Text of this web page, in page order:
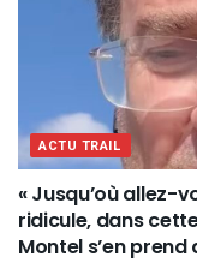
ACTU TRAIL
« Jusqu’où allez-
ridicule, dans
Montel s’en